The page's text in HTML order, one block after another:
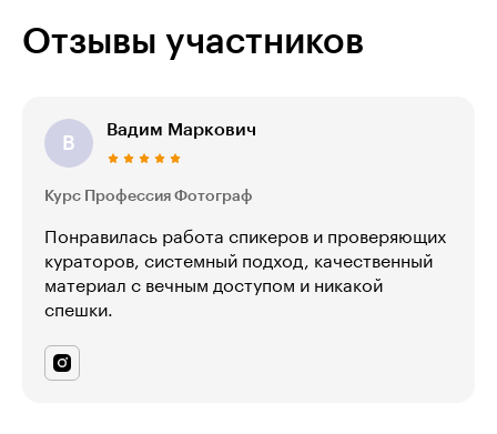
Отзывы участников
В
Вадим Маркович
Курс Профессия Фотограф
Понравилась работа спикеров и проверяющих
кураторов, системный подход, качественный
материал с вечным доступом и никакой
спешки.